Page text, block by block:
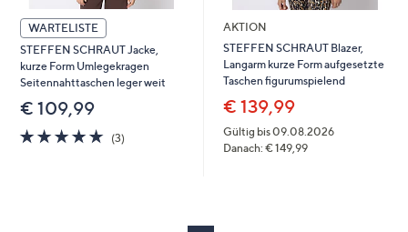
WARTELISTE
STEFFEN SCHRAUT Jacke,
kurze Form Umlegekragen
Seitennahttaschen leger weit
€ 109,99
4.7
von
(3)3
AKTION
STEFFEN SCHRAUT Blazer,
Langarm kurze Form aufgesetzte
Taschen figurumspielend
€ 139,99
Gültig bis 09.08.2026
Danach: € 149,99